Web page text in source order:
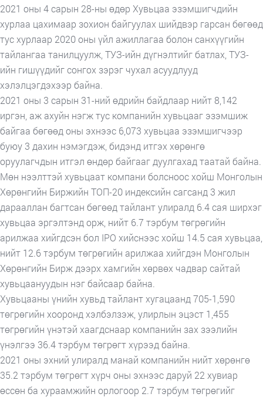
2021 оны 4 сарын 28-ны өдөр Хувьцаа эзэмшигчдийн
хурлаа цахимаар зохион байгуулах шийдвэр гарсан бөгөөд
тус хурлаар 2020 оны үйл ажиллагаа болон санхүүгийн
тайлангаа танилцуулж, ТУЗ-ийн дүгнэлтийг батлах, ТУЗ-
ийн гишүүдийг сонгох зэрэг чухал асуудлууд
хэлэлцэгдэхээр байна.
2021 оны 3 сарын 31-ний өдрийн байдлаар нийт 8,142
иргэн, аж ахуйн нэгж тус компанийн хувьцааг эзэмшиж
байгаа бөгөөд оны эхнээс 6,073 хувьцаа эзэмшигчээр
буюу 3 дахин нэмэгдэж, бидэнд итгэх хөрөнгө
оруулагчдын итгэл өндөр байгааг дуулгахад таатай байна.
Мөн нээлттэй хувьцаат компани болсноос хойш Монголын
Хөрөнгийн Биржийн ТОП-20 индексийн сагсанд 3 жил
дарааллан багтсан бөгөөд тайлант улиралд 6.4 сая ширхэг
хувьцаа эргэлтэнд орж, нийт 6.7 тэрбум төгрөгийн
арилжаа хийгдсэн бол IPO хийснээс хойш 14.5 сая хувьцаа,
нийт 12.6 тэрбум төгрөгийн арилжаа хийгдэн Монголын
Хөрөнгийн Бирж дээрх хамгийн хөрвөх чадвар сайтай
хувьцаануудын нэг байсаар байна.
Хувьцааны үнийн хувьд тайлант хугацаанд 705-1,590
төгрөгийн хооронд хэлбэлзэж, улирлын эцэст 1,455
төгрөгийн үнэтэй хаагдснаар компанийн зах зээлийн
үнэлгээ 36.4 тэрбум төгрөгт хүрээд байна.
2021 оны эхний улиралд манай компанийн нийт хөрөнгө
35.2 тэрбум төгрөгт хүрч оны эхнээс даруй 22 хувиар
өссөн ба хураамжийн орлогоор 2.7 тэрбум төгрөгийг